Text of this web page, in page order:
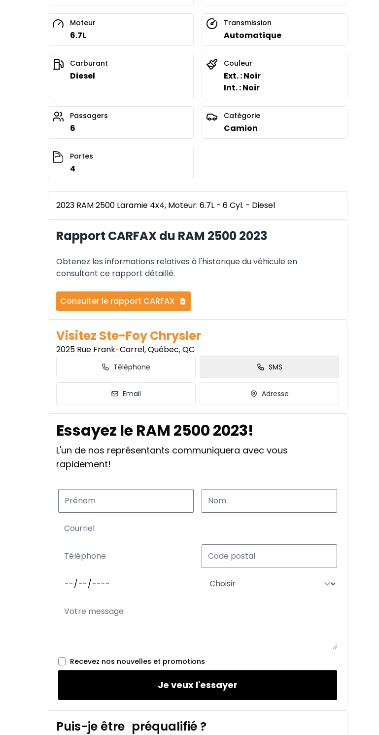
Moteur
6.7L
Transmission
Automatique
Carburant
Diesel
Couleur
Ext. : Noir
Int. : Noir
Passagers
6
Catégorie
Camion
Portes
4
2023 RAM 2500 Laramie 4x4, Moteur: 6.7L - 6 Cyl. - Diesel
Rapport CARFAX du RAM 2500 2023
Obtenez les informations relatives à l'historique du véhicule en
consultant ce rapport détaillé.
Consulter le rapport CARFAX
Visitez Ste-Foy Chrysler
2025 Rue Frank-Carrel, Québec, QC
Téléphone SMS
Email Adresse
Essayez le RAM 2500 2023!
L'un de nos représentants communiquera avec vous
rapidement!
Recevez nos nouvelles et promotions
Je veux l'essayer
Puis-je être préqualifié ?